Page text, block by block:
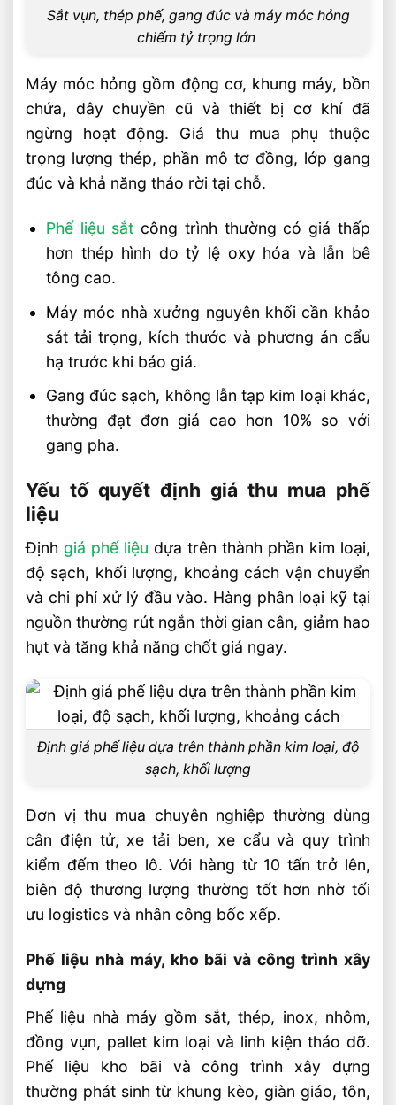
Sắt vụn, thép phế, gang đúc và máy móc hỏng
chiếm tỷ trọng lớn
Máy móc hỏng gồm động cơ, khung máy, bồn
chứa, dây chuyền cũ và thiết bị cơ khí đã
ngừng hoạt động. Giá thu mua phụ thuộc
trọng lượng thép, phần mô tơ đồng, lớp gang
đúc và khả năng tháo rời tại chỗ.
Phế liệu sắt công trình thường có giá thấp
hơn thép hình do tỷ lệ oxy hóa và lẫn bê
tông cao.
Máy móc nhà xưởng nguyên khối cần khảo
sát tải trọng, kích thước và phương án cẩu
hạ trước khi báo giá.
Gang đúc sạch, không lẫn tạp kim loại khác,
thường đạt đơn giá cao hơn 10% so với
gang pha.
Yếu tố quyết định giá thu mua phế
liệu
Địnhgiá phế liệu dựa trên thành phần kim loại,
độ sạch, khối lượng, khoảng cách vận chuyển
và chi phí xử lý đầu vào. Hàng phân loại kỹ tại
nguồn thường rút ngắn thời gian cân, giảm hao
hụt và tăng khả năng chốt giá ngay.
Định giá phế liệu dựa trên thành phần kim loại, độ
sạch, khối lượng
Đơn vị thu mua chuyên nghiệp thường dùng
cân điện tử, xe tải ben, xe cẩu và quy trình
kiểm đếm theo lô. Với hàng từ 10 tấn trở lên,
biên độ thương lượng thường tốt hơn nhờ tối
ưu logistics và nhân công bốc xếp.
Phế liệu nhà máy, kho bãi và công trình xây
dựng
Phế liệu nhà máy gồm sắt, thép, inox, nhôm,
đồng vụn, pallet kim loại và linh kiện tháo dỡ.
Phế liệu kho bãi và công trình xây dựng
thường phát sinh từ khung kèo, giàn giáo, tôn,